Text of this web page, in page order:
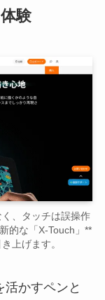
験
く、タッチは誤操作
的な「X-Touch」**
上げます。
かすペンと